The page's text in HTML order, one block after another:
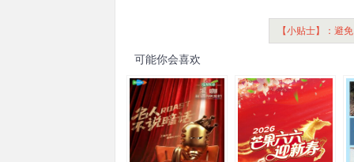
【小贴士】：避
可能你会喜欢